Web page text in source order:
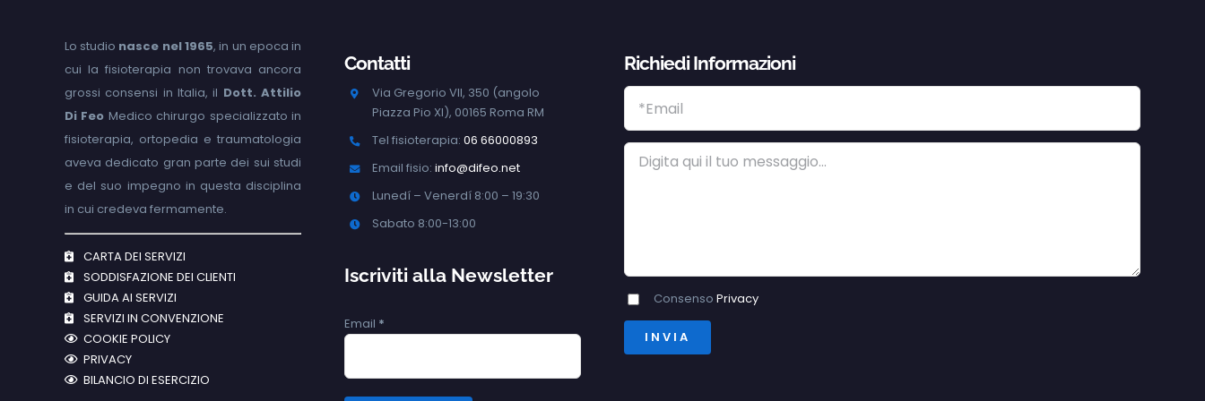
Lo studio nasce nel 1965, in un epoca in
cui la fisioterapia non trovava ancora
grossi consensi in Italia, il Dott. Attilio
Di Feo Medico chirurgo specializzato in
fisioterapia, ortopedia e traumatologia
aveva dedicato gran parte dei sui studi
e del suo impegno in questa disciplina
in cui credeva fermamente.
CARTA DEI SERVIZI
SODDISFAZIONE DEI CLIENTI
GUIDA AI SERVIZI
SERVIZI IN CONVENZIONE
COOKIE POLICY
PRIVACY
BILANCIO DI ESERCIZIO
Contatti
Via Gregorio VII, 350 (angolo
Piazza Pio XI), 00165 Roma RM
Tel fisioterapia: 06 66000893
Email fisio:info@difeo.net
Lunedí – Venerdí 8:00 – 19:30
Sabato 8:00-13:00
Iscriviti alla Newsletter
Email *
Richiedi Informazioni
Consenso Privacy